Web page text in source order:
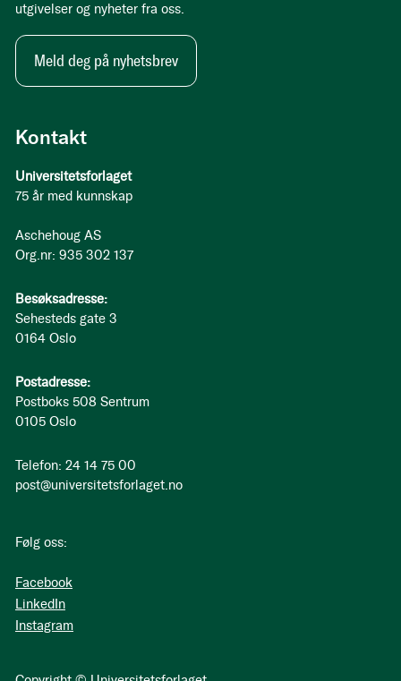
Kontakt
Universitetsforlaget
75 år med kunnskap
Aschehoug AS
Org.nr: 935 302 137
Besøksadresse:
Sehesteds gate 3
0164 Oslo
Postadresse:
Postboks 508 Sentrum
0105 Oslo
Telefon: 24 14 75 00
post@universitetsforlaget.no
Følg oss:
Facebook
LinkedIn
Instagram
utgivelser og nyheter fra oss.
Meld deg på nyhetsbrev